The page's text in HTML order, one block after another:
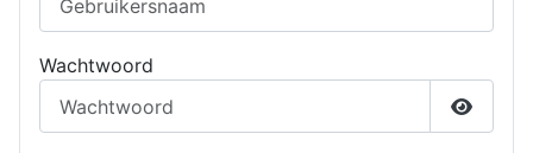
Wachtwoord
Toon